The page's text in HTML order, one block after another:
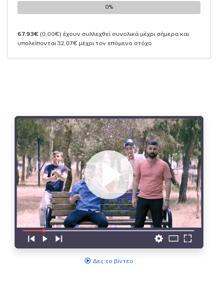
0%
0%
67,93€ (0,00€) έχουν συλλεχθεί συνολικά μέχρι σήμερα και
υπολείπονται 32,07€ μέχρι τον επόμενο στόχο
Δες το βίντεο